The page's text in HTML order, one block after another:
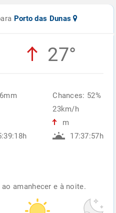
Porto das Dunas
27°
Chances: 52%
23km/h
m
17:37:57h
amanhecer e à noite.